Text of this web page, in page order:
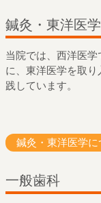
鍼灸・東洋医
当院では、西洋医
に、東洋医学を取
践しています。
鍼灸・東洋医学に
一般歯科